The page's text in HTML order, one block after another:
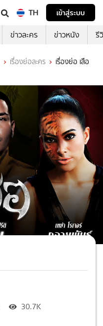
TH
เข้าสู่ระบบ
ข่าวละคร ข่าวหนัง รี
เรื่องย่อละคร เรื่องย่อ เสือ
30.7K